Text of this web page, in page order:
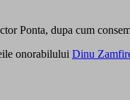
Ponta, dupa cum
onorabilului Dinu